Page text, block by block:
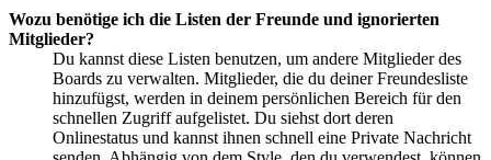
Wozu benötige ich die Listen der Freunde und ignorierten
Mitglieder?
Du kannst diese Listen benutzen, um andere Mitglieder des
Boards zu verwalten. Mitglieder, die du deiner Freundesliste
hinzufügst, werden in deinem persönlichen Bereich für den
schnellen Zugriff aufgelistet. Du siehst dort deren
Onlinestatus und kannst ihnen schnell eine Private Nachricht